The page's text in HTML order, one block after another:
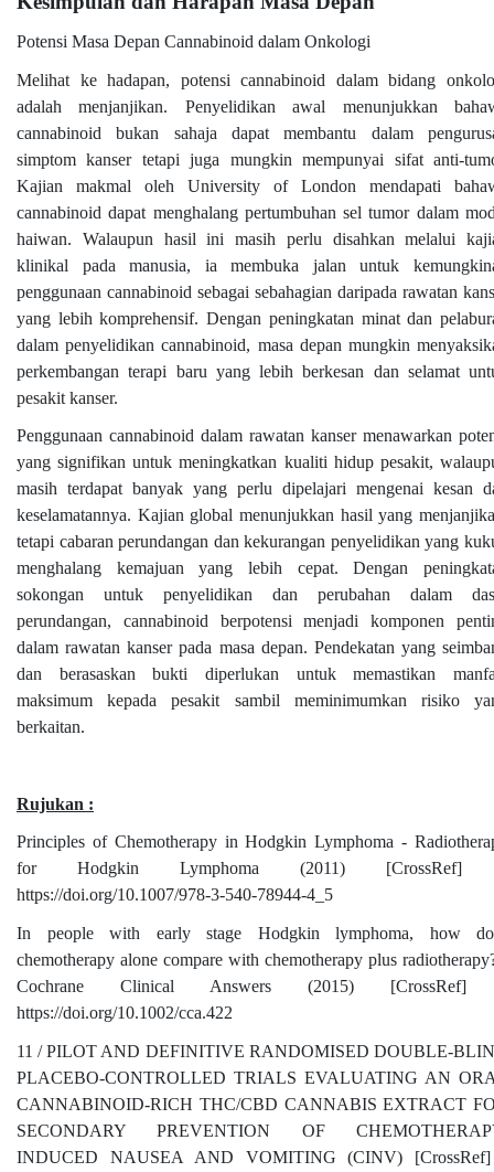
Potensi Masa Depan Cannabinoid dalam Onkologi
Melihat ke hadapan, potensi cannabinoid dalam bidang
adalah menjanjikan. Penyelidikan awal menunjukkan
cannabinoid bukan sahaja dapat membantu dalam
simptom kanser tetapi juga mungkin mempunyai sifat anti-
Kajian makmal oleh University of London mendapati
cannabinoid dapat menghalang pertumbuhan sel tumor dalam
haiwan. Walaupun hasil ini masih perlu disahkan melalui
klinikal pada manusia, ia membuka jalan untuk
penggunaan cannabinoid sebagai sebahagian daripada rawatan
yang lebih komprehensif. Dengan peningkatan minat dan
dalam penyelidikan cannabinoid, masa depan mungkin
perkembangan terapi baru yang lebih berkesan dan selamat
pesakit kanser.
Penggunaan cannabinoid dalam rawatan kanser menawarkan
yang signifikan untuk meningkatkan kualiti hidup pesakit,
masih terdapat banyak yang perlu dipelajari mengenai kesan
keselamatannya. Kajian global menunjukkan hasil yang
tetapi cabaran perundangan dan kekurangan penyelidikan yang
menghalang kemajuan yang lebih cepat. Dengan
sokongan untuk penyelidikan dan perubahan dalam
perundangan, cannabinoid berpotensi menjadi komponen
dalam rawatan kanser pada masa depan. Pendekatan yang
dan berasaskan bukti diperlukan untuk memastikan
maksimum kepada pesakit sambil meminimumkan risiko
berkaitan.
Rujukan :
Principles of Chemotherapy in Hodgkin Lymphoma -
for Hodgkin Lymphoma (2011)
https://doi.org/10.1007/978-3-540-78944-4_5
In people with early stage Hodgkin lymphoma, how
chemotherapy alone compare with chemotherapy plus
Cochrane Clinical Answers (2015)
https://doi.org/10.1002/cca.422
11 / PILOT AND DEFINITIVE RANDOMISED DOUBLE-
PLACEBO-CONTROLLED TRIALS EVALUATING AN
CANNABINOID-RICH THC/CBD CANNABIS EXTRACT
SECONDARY PREVENTION OF
INDUCED NAUSEA AND VOMITING (CINV)